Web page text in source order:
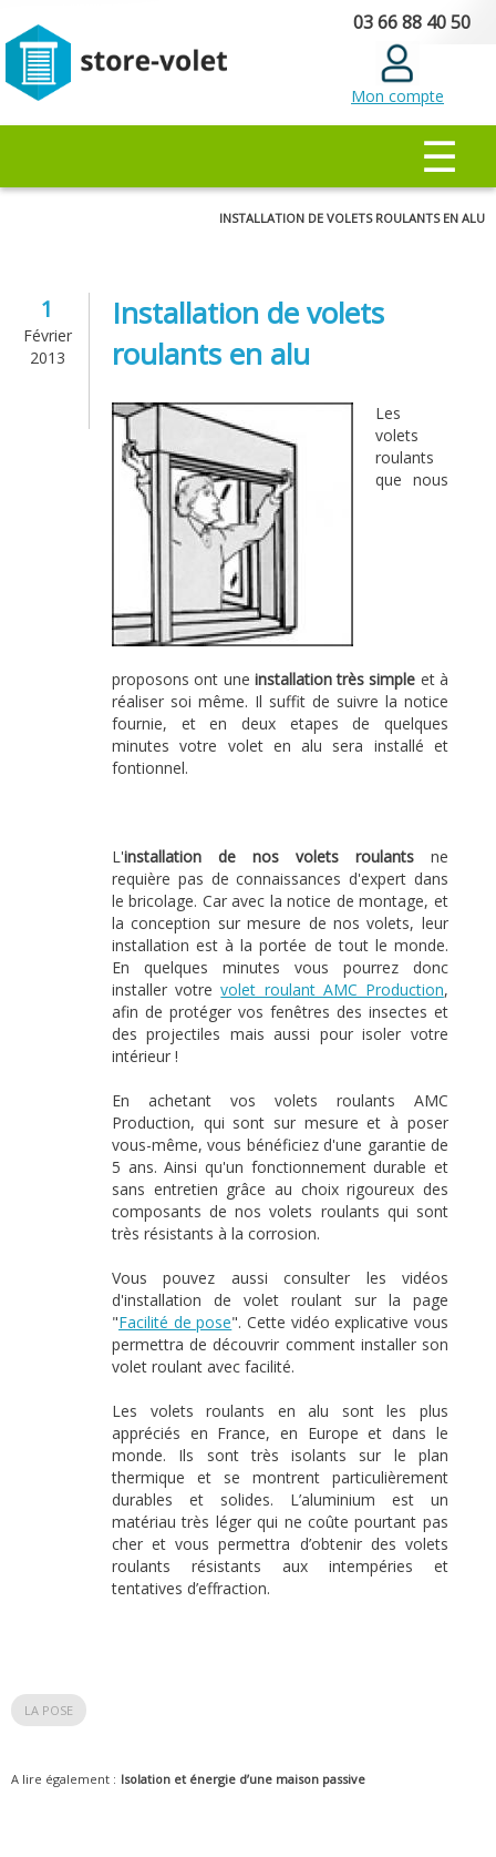
principal
03 66 88 40 50
Mon compte
☰
Vous êtes ici
INSTALLATION DE VOLETS ROULANTS EN ALU
1
Février
2013
Installation de volets
roulants en alu
Les
volets
roulants
que nous
proposons ont une installation très simple et à
réaliser soi même. Il suffit de suivre la notice
fournie, et en deux etapes de quelques
minutes votre volet en alu sera installé et
fontionnel.
L'installation de nos volets roulants ne
requière pas de connaissances d'expert dans
le bricolage. Car avec la notice de montage, et
la conception sur mesure de nos volets, leur
installation est à la portée de tout le monde.
En quelques minutes vous pourrez donc
installer votrevolet roulant AMC Production,
afin de protéger vos fenêtres des insectes et
des projectiles mais aussi pour isoler votre
intérieur !
En achetant vos volets roulants AMC
Production, qui sont sur mesure et à poser
vous-même, vous bénéficiez d'une garantie de
5 ans. Ainsi qu'un fonctionnement durable et
sans entretien grâce au choix rigoureux des
composants de nos volets roulants qui sont
très résistants à la corrosion.
Vous pouvez aussi consulter les vidéos
d'installation de volet roulant sur la page
"Facilité de pose". Cette vidéo explicative vous
permettra de découvrir comment installer son
volet roulant avec facilité.
Les volets roulants en alu sont les plus
appréciés en France, en Europe et dans le
monde. Ils sont très isolants sur le plan
thermique et se montrent particulièrement
durables et solides. L’aluminium est un
matériau très léger qui ne coûte pourtant pas
cher et vous permettra d’obtenir des volets
roulants résistants aux intempéries et
tentatives d’effraction.
LA POSE
A lire également : Isolation et énergie d’une maison passive